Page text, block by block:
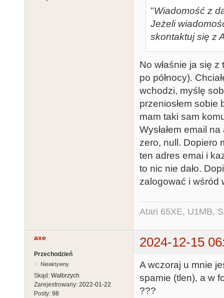
"Wiadomość z
Jeżeli
skontaktuj się z
No właśnie ja się
po północy).
wchodzi, myślę
przeniosłem sobie
mam taki sam
Wysłałem email
zero, null. Dopiero
ten adres emai i
to nic nie dało.
zalogować i wśród
Atari 65XE, U1MB,
axe 2024-12-15
Przechodzień
Nieaktywny
Skąd: Wałbrzych
Zarejestrowany: 2022-01-22
Posty: 98
A wczoraj u mnie
spamie (tlen), a w
???